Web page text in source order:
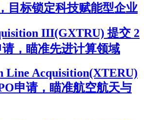
目标锁定科技赋能型企业
III(GXTRU) 提交 2
，瞄准先进计算领域
Line Acquisition(XTERU)
申请，瞄准航空航天与